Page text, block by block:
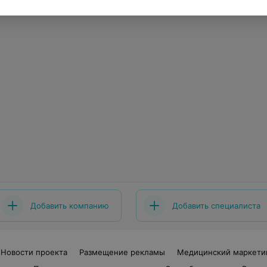
Добавить компанию Добавить специалиста
Новости проекта Размещение рекламы
Медицинский